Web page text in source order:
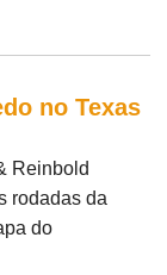
no Texas
Reinbold
rodadas da
do